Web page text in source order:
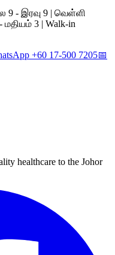
9 - இரவு 9 | வெள்ளி
3 | Walk-in
+60 17-500 7205📅
healthcare to the Johor